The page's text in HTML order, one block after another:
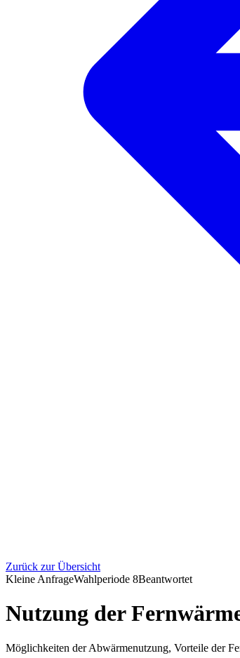
Zurück zur Übersicht
Kleine AnfrageWahlperiode 8Beantwortet
Nutzung der
Möglichkeiten der Abwärmenutzung, Vorteile der